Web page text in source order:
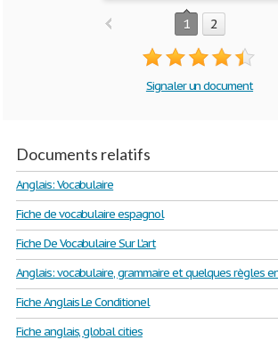
1 2
Signaler un document
Documents relatifs
Anglais: Vocabulaire
Fiche de vocabulaire espagnol
Fiche De Vocabulaire Sur L'art
Anglais: vocabulaire, grammaire et quelques règles
Fiche Anglais Le Conditionel
Fiche anglais, global cities